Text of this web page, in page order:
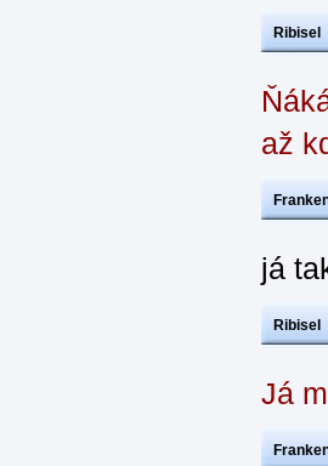
Ribisel
až
já
Ribisel
Já